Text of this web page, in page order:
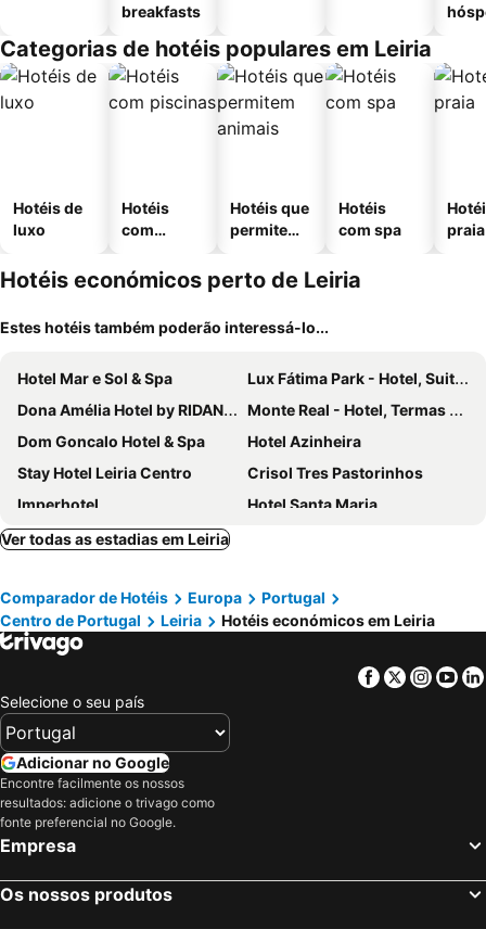
breakfasts
Categorias de hotéis populares em Leiria
Hotéis de
luxo
Hotéis
com
Hotéis que
permitem
Hotéis
com spa
praia
Hotéis económicos perto de Leiria
Estes hotéis também poderão interessá-lo...
Hotel Mar e Sol & Spa
Lux Fátima Park - Hotel, Suites & Residence
Dona Amélia Hotel by RIDAN Hotels
Monte Real - Hotel, Termas & Spa
Dom Goncalo Hotel & Spa
Hotel Azinheira
Stay Hotel Leiria Centro
Crisol Tres Pastorinhos
Imperhotel
Hotel Santa Maria
Hotel Miramar - São Pedro de Moel
Essence Inn Marianos Hotel
ibis Leiria Fatima
Hotel Rosa Mística by Umbral
Spirit Hotel Fonte Real
Hotel Cristal Marinha
Dolinas Climbing Hotel
Aurea Fatima Hotel Congress & Spa
Hotel Estrela De Fatima
Hotel Aleluia
Hotel Cruz Alta
Santa Barbara by Umbral
Hotel Verde Pinho Bed&Breakfast
Hotel Cinquentenario
Ver todas as estadias em Leiria
Comparador de Hotéis Europa
Portugal
Centro de Portugal
Leiria Hotéis económicos em Leiria
Facebook
Twitter
Selecione o seu país
Adicionar no Google
Encontre facilmente os nossos
resultados: adicione o trivago como
fonte preferencial no Google.
Empresa
Os nossos produtos